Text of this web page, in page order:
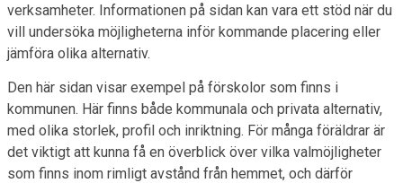
verksamheter. Informationen på sidan kan vara ett stöd när du
vill undersöka möjligheterna inför kommande placering eller
jämföra olika alternativ.
Den här sidan visar exempel på förskolor som finns i
kommunen. Här finns både kommunala och privata alternativ,
med olika storlek, profil och inriktning. För många föräldrar är
det viktigt att kunna få en överblick över vilka valmöjligheter
som finns inom rimligt avstånd från hemmet, och därför